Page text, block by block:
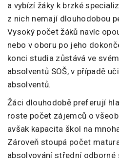
a vybízí žáky k brzké
z nich nemají dlouhodobou
Vysoký počet žáků navíc
nebo v oboru po jeho
konci studia zůstává ve
absolventů SOŠ, v případě
absolventů.
Žáci dlouhodobě preferují
roste počet zájemců o
avšak kapacita škol na
Zároveň stoupá počet
absolvování střední odborné